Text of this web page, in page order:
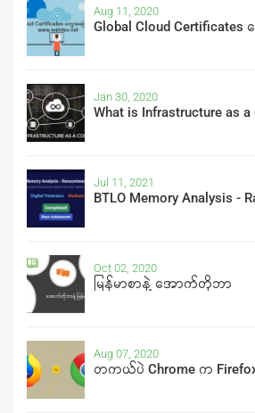
Aug 11, 2020
Global Cloud
Jan 30, 2020
What is Infrastructure as a
Jul 11, 2021
BTLO Memory Analysis -
Oct 02, 2020
မြန်မာစာနဲ့ အောက်တိုဘာ
Aug 07, 2020
တကယ်ပဲ Chrome က